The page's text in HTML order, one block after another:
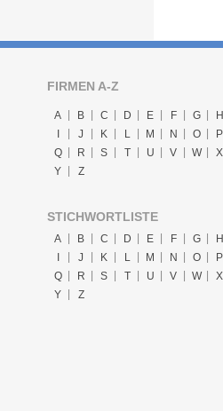
FIRMEN A-Z
A B C D E F G
H
J K L M N O
P
Q
R S T U V W
X
Y
Z
STICHWORTLISTE
A B C D E F G
H
I
J K L M N O
P
Q
R S T U V W
X
Y
Z